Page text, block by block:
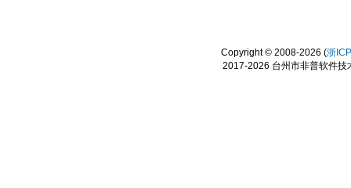
Copyright © 2008-2026 (浙
2017-2026 台州市非普软件